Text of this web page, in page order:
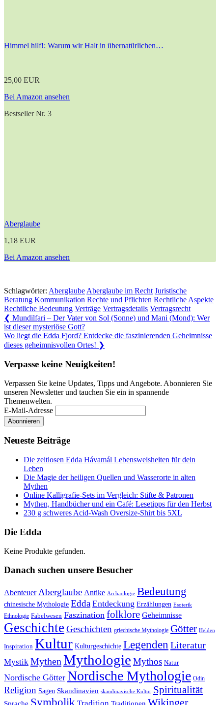
Himmel hilf!: Warum wir Halt in übernatürlichen…
25,00 EUR
Bei Amazon ansehen
Bestseller Nr. 3
Aberglaube
1,18 EUR
Bei Amazon ansehen
Schlagwörter: Aberglaube Aberglaube im Recht Juristische
Beratung Kommunikation Rechte und Pflichten Rechtliche Aspekte
Rechtliche Bedeutung Verträge Vertragsdetails Vertragsrecht
Beitragsnavigation
❮ Previous
Post:
Mundilfari – Der Vater von Sol (Sonne) und Mani (Mond): Wer
ist dieser mysteriöse Gott?
Next
Post:
Wo liegt die Edda Fjord? Entdecke die faszinierenden Geheimnisse
dieses geheimnisvollen Ortes! ❯
Verpasse keine Neuigkeiten!
Verpassen Sie keine Updates, Tipps und Angebote. Abonnieren Sie
unseren Newsletter und tauchen Sie ein in spannende
Themenwelten.
E-Mail-Adresse
Neueste Beiträge
Die zeitlosen Edda Hávamál Lebensweisheiten für dein
Leben
Die Magie der heiligen Quellen und Wasserorte in alten
Mythen
Online Kalligrafie‑Sets im Vergleich: Stifte & Patronen
Mythen, Handbücher und ein Café: Lesetipps für den Herbst
230 g schweres Acid-Wash Oversize-Shirt bis 5XL
Die Edda
Keine Produkte gefunden.
Danach suchen unsere Besucher
Abenteuer Aberglaube Antike Archäologie Bedeutung
chinesische Mythologie Edda Entdeckung Erzählungen Esoterik
Ethnologie Fabelwesen Faszination folklore Geheimnisse
Geschichte Geschichten griechische Mythologie Götter Helden
Inspiration Kultur Kulturgeschichte Legenden Literatur
Mystik Mythen Mythologie Mythos Natur
Nordische Götter Nordische Mythologie Odin
Religion Sagen Skandinavien skandinavische Kultur Spiritualität
Symbolik Wikinger